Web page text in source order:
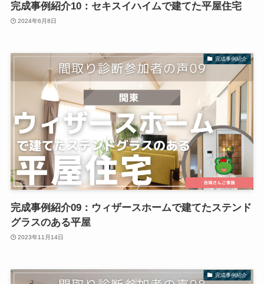
完成事例紹介10：セキスイハイムで建てた平屋住宅
2024年6月8日
完成事例紹介
完成事例紹介09：ウィザースホームで建てたステンド
グラスのある平屋
2023年11月14日
完成事例紹介